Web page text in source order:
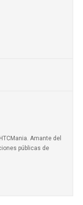
Amante del
públicas de